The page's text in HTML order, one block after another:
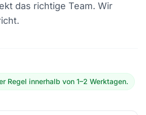
das richtige Team. Wir
Regel innerhalb von 1–2 Werktagen.